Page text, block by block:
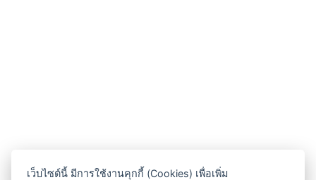
เว็บไซต์นี้ มีการใช้งานคุกกี้ (Cookies) เพื่อเพิ่ม